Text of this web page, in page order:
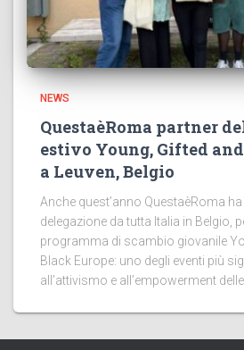
NEWS
QuestaèRoma partner
estivo Young, Gifted
a Leuven, Belgio
Anche quest’anno QuestaèRoma
delegazione da tutta Italia in Belgio,
programma di scambio giovanile
Black Europe: uno degli eventi più
all’attivismo e all’empowerment